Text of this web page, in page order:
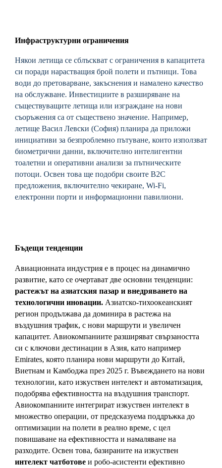
Инфраструктурни ограничения
Някои летища се сблъскват с ограничения в капацитета
си поради нарастващия брой полети и пътници. Това
води до претоварване, закъснения и намалено качество
на обслужване. Инвестициите в разширяване на
съществуващите летища или изграждане на нови
съоръжения са от съществено значение. Например,
летище Васил Левски (София) планира да приложи
инициативи за безпроблемно пътуване, които използват
биометрични данни, включително интелигентни
тоалетни и оперативни анализи за пътническите
потоци. Освен това ще подобри своите B2C
предложения, включително чекиране, Wi-Fi,
електронни порти и информационни павилиони.
Бъдещи тенденции
Авиационната индустрия е в процес на динамично
растежът на азиатския пазар и внедряването на
технологични иновации. Азиатско-тихоокеанският
регион продължава да доминира в растежа на
въздушния трафик, с нови маршрути и увеличен
капацитет. Авиокомпаниите разширяват свързаността
си с ключови дестинации в Азия, като например
Emirates, която планира нови маршрути до Китай,
Виетнам и Камбоджа през 2025 г. Въвеждането на нови
технологии, като изкуствен интелект и автоматизация,
подобрява ефективността на въздушния транспорт.
Авиокомпаниите интегрират изкуствен интелект в
множество операции, от предсказуема поддръжка до
оптимизации на полети в реално време, с цел
повишаване на ефективността и намаляване на
интелект чатботове и робо-асистенти ефективно